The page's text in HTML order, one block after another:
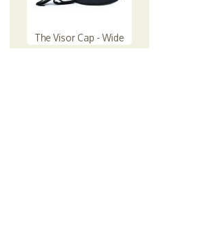
The Visor Cap - Wide